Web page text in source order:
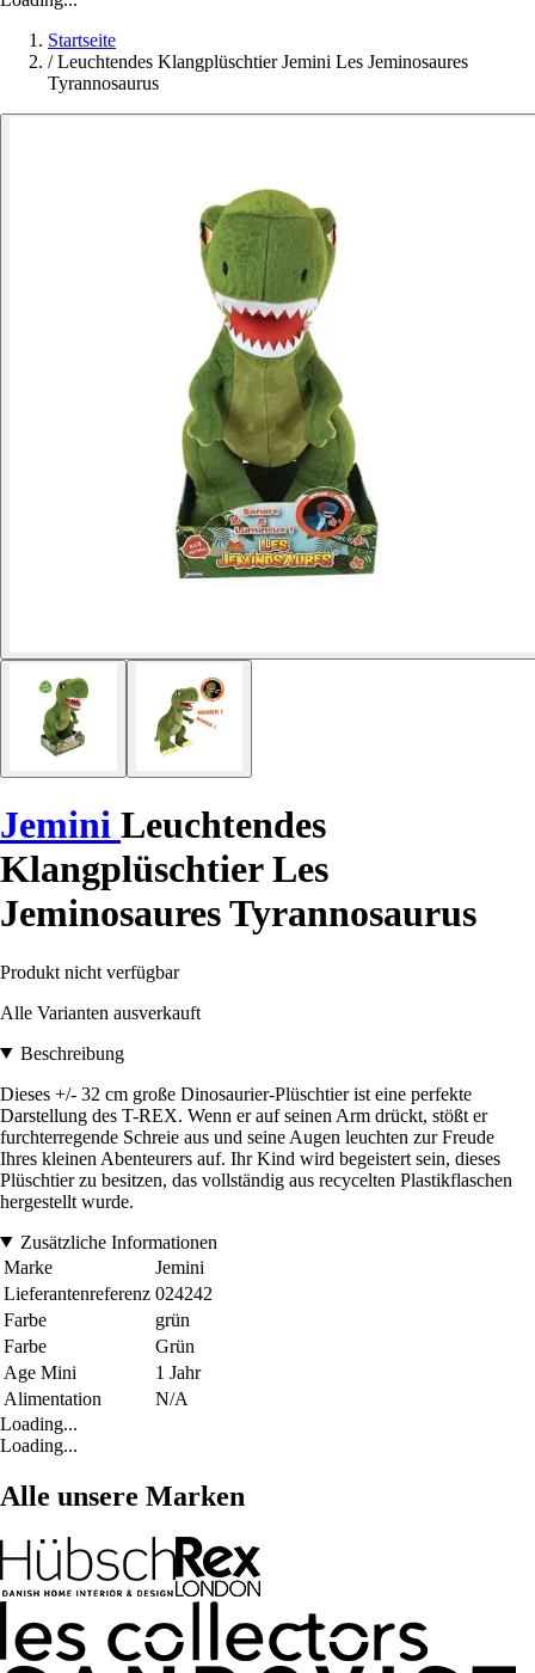
Startseite
/ Leuchtendes Klangplüschtier Jemini Les Jeminosaures
Tyrannosaurus
Jemini Leuchtendes
Klangplüschtier Les
Jeminosaures Tyrannosaurus
Produkt nicht verfügbar
Alle Varianten ausverkauft
Beschreibung
Dieses +/- 32 cm große Dinosaurier-Plüschtier ist eine perfekte
Darstellung des T-REX. Wenn er auf seinen Arm drückt, stößt er
furchterregende Schreie aus und seine Augen leuchten zur Freude
Ihres kleinen Abenteurers auf. Ihr Kind wird begeistert sein, dieses
Plüschtier zu besitzen, das vollständig aus recycelten Plastikflaschen
hergestellt wurde.
Zusätzliche Informationen
Marke
Jemini
Lieferantenreferenz 024242
Farbe
grün
Farbe
Grün
Age Mini
1 Jahr
Alimentation
N/A
Loading...
Loading...
Alle unsere Marken